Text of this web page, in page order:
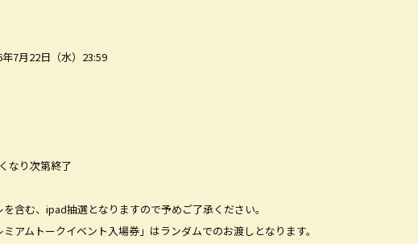
7月22日（水）23:59
なり次第終了
含む、ipad抽選となりますので予めご了承ください。
ムトークイベント入場券」はランダムでのお渡しとなります。